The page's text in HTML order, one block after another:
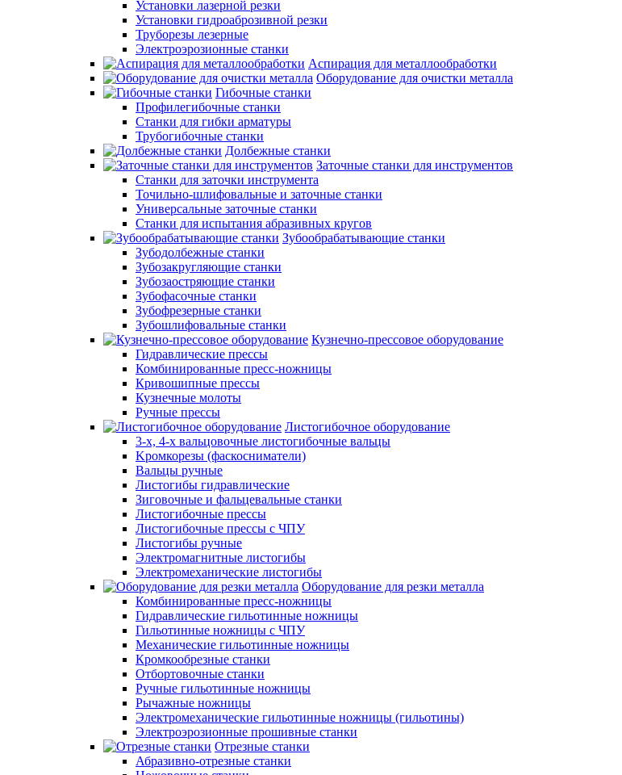
Установки лазерной резки
Установки гидроаброзивной резки
Труборезы лезерные
Электроэрозионные станки
Аспирация для металлообработки
Оборудование для очистки металла
Гибочные станки
Профилегибочные станки
Станки для гибки арматуры
Трубогибочные станки
Долбежные станки
Заточные станки для инструментов
Станки для заточки инструмента
Точильно-шлифовальные и заточные станки
Универсальные заточные станки
Станки для испытания абразивных кругов
Зубообрабатывающие станки
Зубодолбежные станки
Зубозакругляющие станки
Зубозаостряющие станки
Зубофасочные станки
Зубофрезерные станки
Зубошлифовальные станки
Кузнечно-прессовое оборудование
Гидравлические прессы
Комбинированные пресс-ножницы
Кривошипные прессы
Кузнечные молоты
Ручные прессы
Листогибочное оборудование
3-х, 4-х вальцовочные листогибочные вальцы
Kромкорезы (фаскосниматели)
Вальцы ручные
Листогибы гидравлические
Зиговочные и фальцевальные станки
Листогибочные прессы
Листогибочные прессы с ЧПУ
Листогибы ручные
Электромагнитные листогибы
Электромеханические листогибы
Оборудование для резки металла
Комбинированные пресс-ножницы
Гидравлические гильотинные ножницы
Гильотинные ножницы с ЧПУ
Механические гильотинные ножницы
Кромкообрезные станки
Отбортовочные станки
Ручные гильотинные ножницы
Рычажные ножницы
Электромеханические гильотинные ножницы (гильотины)
Электроэрозионные прошивные станки
Отрезные станки
Абразивно-отрезные станки